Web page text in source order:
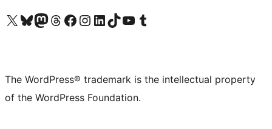
Visit our X (formerly Twitter) account
Visit our Bluesky account
Visit our Mastodon account
Visit our Threads account
Visit our Facebook page
Visit our Instagram account
Visit our LinkedIn account
Visit our TikTok account
Visit our YouTube channel
Visit our Tumblr account
The WordPress® trademark is the intellectual property
of the WordPress Foundation.